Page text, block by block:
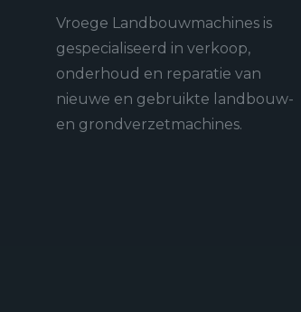
Vroege Landbouwmachines is
gespecialiseerd in verkoop,
onderhoud en reparatie van
nieuwe en gebruikte landbouw-
en grondverzetmachines.